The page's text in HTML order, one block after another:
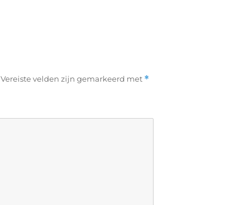
Vereiste velden zijn gemarkeerd met *